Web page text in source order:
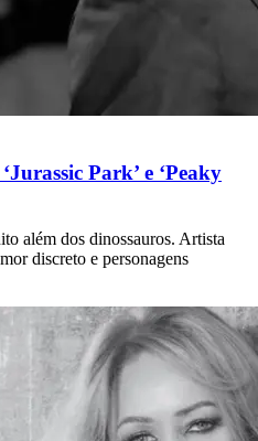
Park’ e ‘Peaky
além dos dinossauros. Artista
discreto e personagens